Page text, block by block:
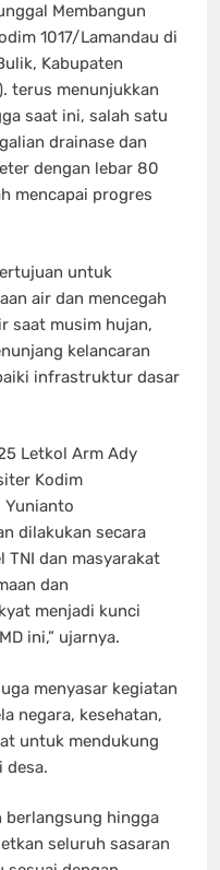
Membangun
1017/Lamandau di
Kabupaten
terus menunjukkan
saat ini, salah satu
drainase dan
dengan lebar 80
mencapai progres
untuk
air dan mencegah
saat musim hujan,
kelancaran
infrastruktur dasar
Letkol Arm Ady
Kodim
Yunianto
dilakukan secara
dan masyarakat
dan
menjadi kunci
ini,” ujarnya.
menyasar kegiatan
negara, kesehatan,
untuk mendukung
desa.
berlangsung hingga
seluruh sasaran